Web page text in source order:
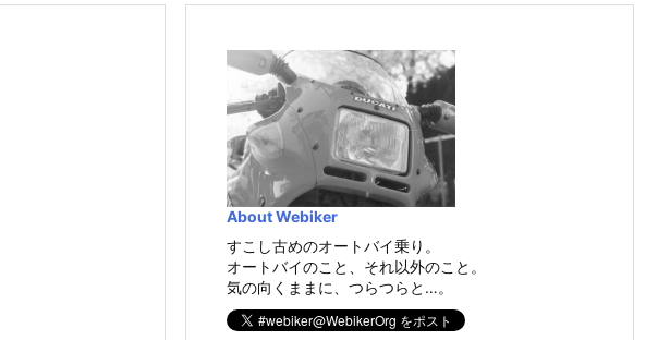
About Webiker
すこし古めのオートバイ乗り。
オートバイのこと、それ以外のこと。
気の向くままに、つらつらと…。